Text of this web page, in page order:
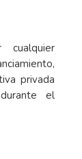
cualquier
privada
el